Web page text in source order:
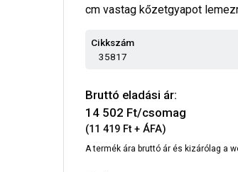
cm vastag kőzetgyapot
Cikkszám
35817
Bruttó eladási ár:
14 502 Ft/csomag
(11 419 Ft + ÁFA)
A termék ára bruttó ár és kizárólag a